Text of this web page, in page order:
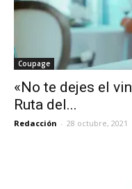
Coupage
«No te dejes el
Ruta del...
Redacción - 28 octubre, 2021